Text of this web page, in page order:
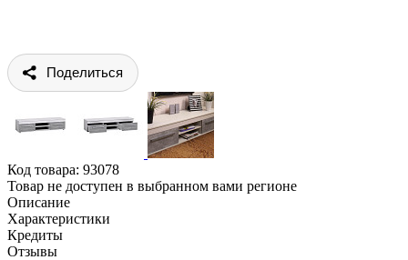
Поделиться
Код товара: 93078
Товар не доступен в выбранном вами регионе
Описание
Характеристики
Кредиты
Отзывы